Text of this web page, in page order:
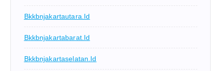
Bkkbnjakartautara.id
Bkkbnjakartabarat.id
Bkkbnjakartaselatan.id